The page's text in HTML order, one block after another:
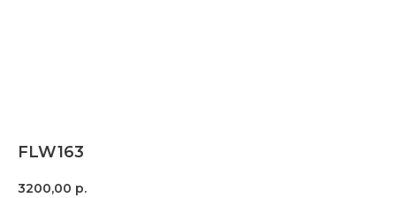
FLW163
3200,00 р.